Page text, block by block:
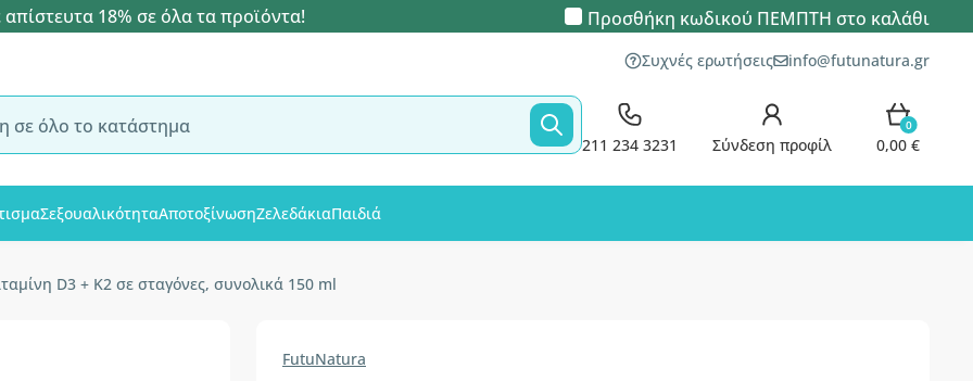
απίστευτα 18% σε όλα τα προϊόντα! Προσθήκη κωδικού ΠΕΜΠΤΗ στο καλάθι
Συχνές ερωτήσεις info@futunatura.gr
211 234 3231 Σύνδεση προφίλ
0
0,00 €
ΣεξουαλικότηταΑποτοξίνωσηΖελεδάκιαΠαιδιά
D3 + K2 σε σταγόνες, συνολικά 150 ml
FutuNatura